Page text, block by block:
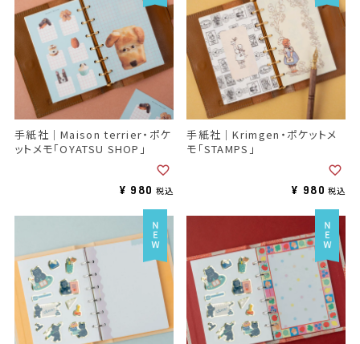
手紙社｜Maison terrier・ポケ
ットメモ「OYATSU SHOP」
¥ 980 税込
手紙社｜Krimgen・ポケットメ
モ「STAMPS」
¥ 980 税込